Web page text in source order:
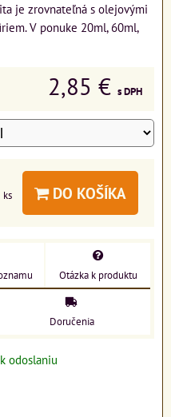
je zrovnateľná s olejovými
V ponuke 20ml, 60ml,
2,85 € s DPH
ks DO KOŠÍKA
Otázka k produktu
Doručenia
odoslaniu